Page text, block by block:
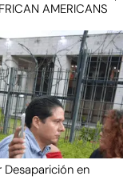
AMERICANS
en